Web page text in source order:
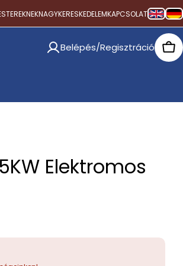
NAGYKERESKEDELEMKAPCSOLAT
Belépés/Regisztráció
Elektromos